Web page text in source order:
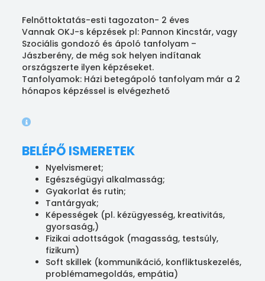
Felnőttoktatás-esti tagozaton- 2 éves
Vannak OKJ-s képzések pl: Pannon Kincstár, vagy
Szociális gondozó és ápoló tanfolyam –
Jászberény, de még sok helyen indítanak
országszerte ilyen képzéseket.
Tanfolyamok: Házi betegápoló tanfolyam már a 2
hónapos képzéssel is elvégezhető
BELÉPŐ ISMERETEK
Nyelvismeret;
Egészségügyi alkalmasság;
Gyakorlat és rutin;
Tantárgyak;
Képességek (pl. kézügyesség, kreativitás,
gyorsaság,)
Fizikai adottságok (magasság, testsúly,
fizikum)
Soft skillek (kommunikáció, konfliktuskezelés,
problémamegoldás, empátia)